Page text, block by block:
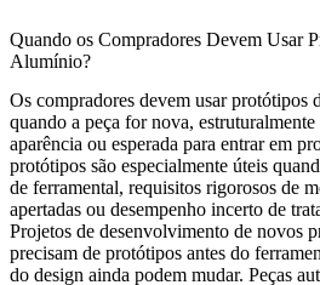
Quando os Compradores Devem Usar
Alumínio?
Os compradores devem usar protótipos
quando a peça for nova,
aparência ou esperada para entrar em
protótipos são especialmente úteis
de ferramental, requisitos rigorosos de
apertadas ou desempenho incerto de
Projetos de desenvolvimento de novos
precisam de protótipos antes do
do design ainda podem mudar. Peças